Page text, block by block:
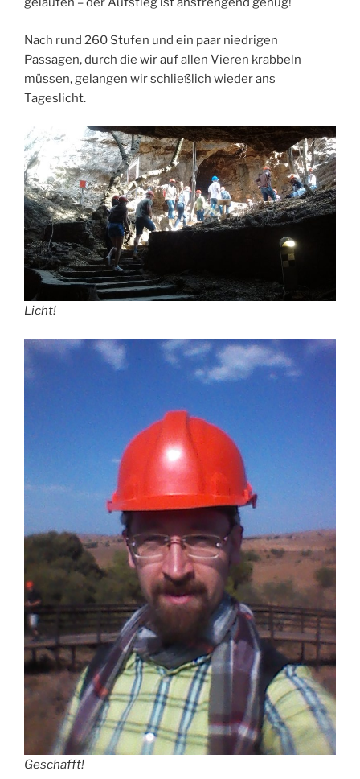
Nach rund 260 Stufen und ein paar niedrigen
Passagen, durch die wir auf allen Vieren krabbeln
müssen, gelangen wir schließlich wieder ans
Tageslicht.
Licht!
Geschafft!